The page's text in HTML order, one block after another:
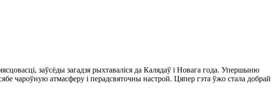
заўсёды загадзя рыхтаваліся да Калядаў і Новага года. Упершыню
чароўную атмасферу і перадсвяточны настрой. Цяпер гэта ўжо стала добрай